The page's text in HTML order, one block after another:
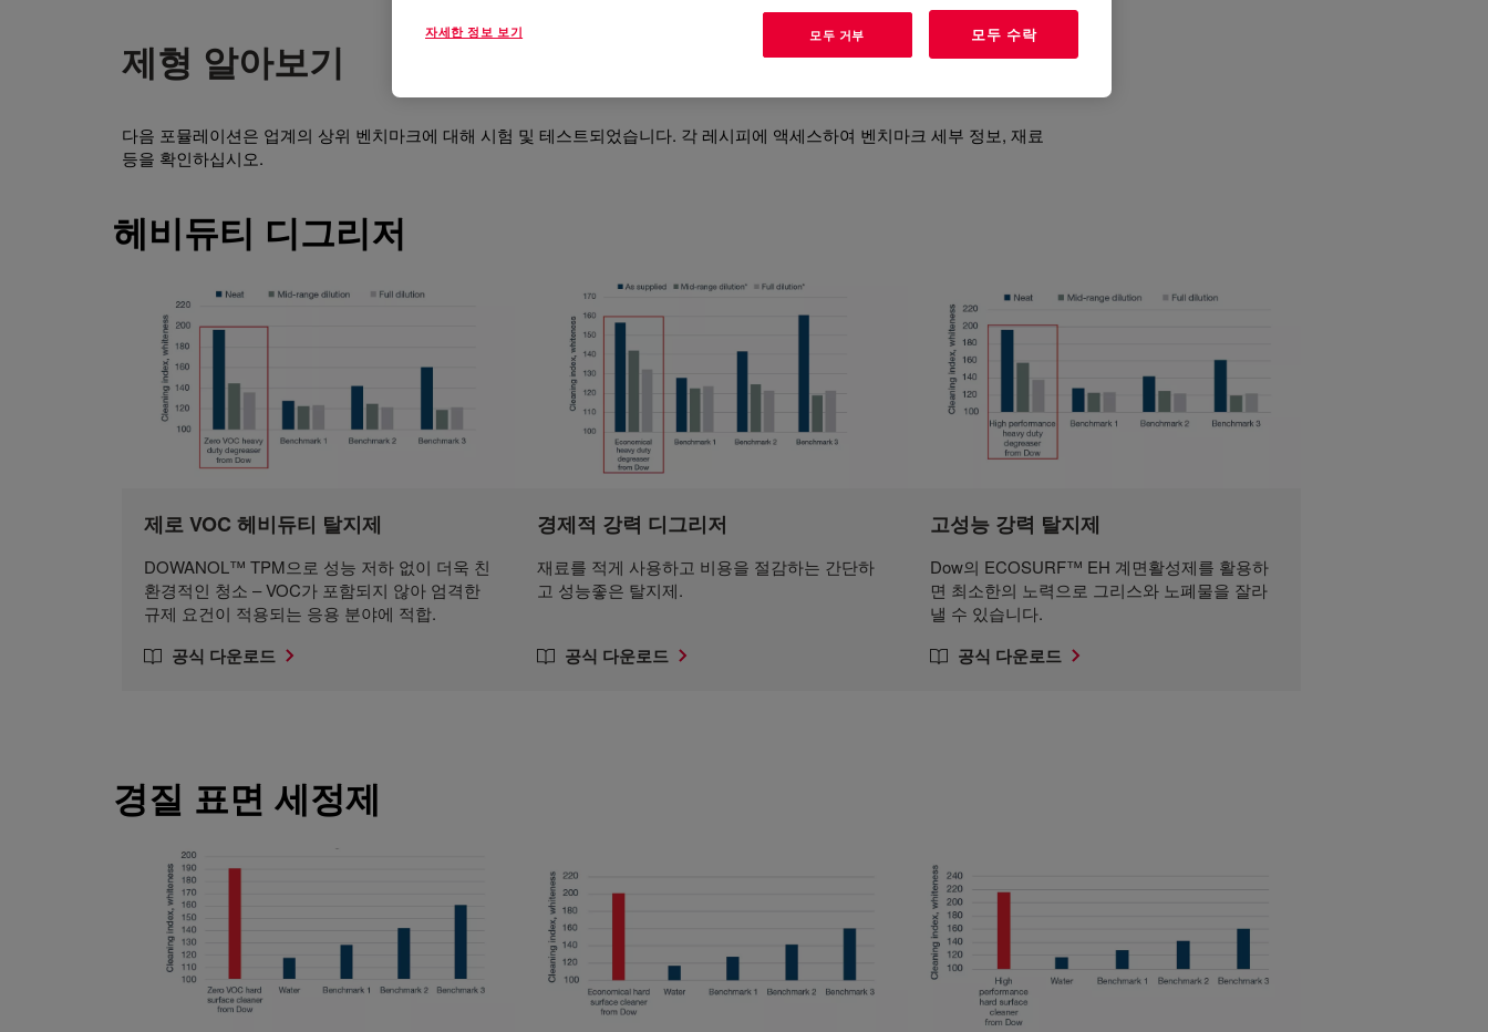
제형 알아보기
다음 포뮬레이션은 업계의 상위 벤치마크에 대해 시험 및 테스트되었습니다. 각 레시피에 액세스하여 벤치마크 세부 정보, 재료
등을 확인하십시오.
헤비듀티 디그리저
제로 VOC 헤비듀티 탈지제
DOWANOL™ TPM으로 성능 저하 없이 더욱 친
환경적인 청소 – VOC가 포함되지 않아 엄격한
규제 요건이 적용되는 응용 분야에 적합.
공식 다운로드
경제적 강력 디그리저
재료를 적게 사용하고 비용을 절감하는 간단하
고 성능좋은 탈지제.
공식 다운로드
고성능 강력 탈지제
Dow의 ECOSURF™ EH 계면활성제를 활용하
면 최소한의 노력으로 그리스와 노폐물을 잘라
낼 수 있습니다.
공식 다운로드
경질 표면 세정제
자세한 정보 보기 모두 거부 모두 수락